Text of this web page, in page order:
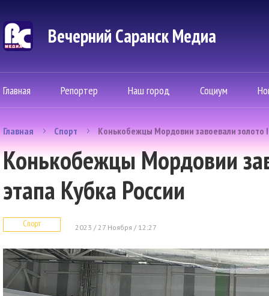
Вечерний Саранск Mедиа
Главная Репортер Наш город Социум
Главная Спорт Конькобежцы Мордовии завоевали золото
Конькобежцы Мордовии
этапа Кубка России
Спорт 2023 / 27 Ноября / 12:27